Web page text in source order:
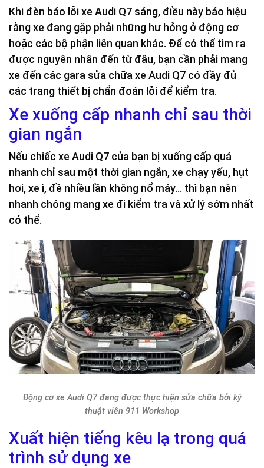
Khi đèn báo lỗi xe Audi Q7 sáng, điều này báo hiệu
rằng xe đang gặp phải những hư hỏng ở động cơ
hoặc các bộ phận liên quan khác. Để có thể tìm ra
được nguyên nhân đến từ đâu, bạn cần phải mang
xe đến các gara sửa chữa xe Audi Q7 có đầy đủ
các trang thiết bị chẩn đoán lỗi để kiểm tra.
Xe xuống cấp nhanh chỉ sau thời
gian ngắn
Nếu chiếc xe Audi Q7 của bạn bị xuống cấp quá
nhanh chỉ sau một thời gian ngắn, xe chạy yếu, hụt
hơi, xe ì, đề nhiều lần không nổ máy… thì bạn nên
nhanh chóng mang xe đi kiểm tra và xử lý sớm nhất
có thể.
Động cơ xe Audi Q7 đang được thực hiện sửa chữa bởi kỹ
thuật viên 911 Workshop
Xuất hiện tiếng kêu lạ trong quá
trình sử dụng xe